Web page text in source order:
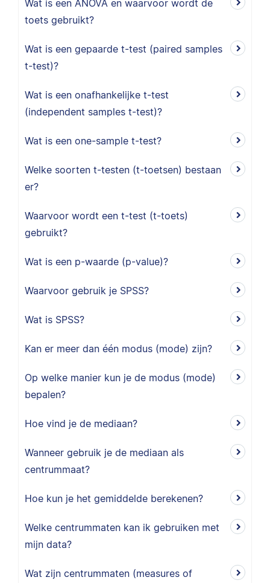
Wat is een ANOVA en waarvoor wordt de
toets gebruikt?
Wat is een gepaarde t-test (paired samples
t-test)?
Wat is een onafhankelijke t-test
(independent samples t-test)?
Wat is een one-sample t-test?
Welke soorten t-testen (t-toetsen) bestaan
er?
Waarvoor wordt een t-test (t-toets)
gebruikt?
Wat is een p-waarde (p-value)?
Waarvoor gebruik je SPSS?
Wat is SPSS?
Kan er meer dan één modus (mode) zijn?
Op welke manier kun je de modus (mode)
bepalen?
Hoe vind je de mediaan?
Wanneer gebruik je de mediaan als
centrummaat?
Hoe kun je het gemiddelde berekenen?
Welke centrummaten kan ik gebruiken met
mijn data?
Wat zijn centrummaten (measures of